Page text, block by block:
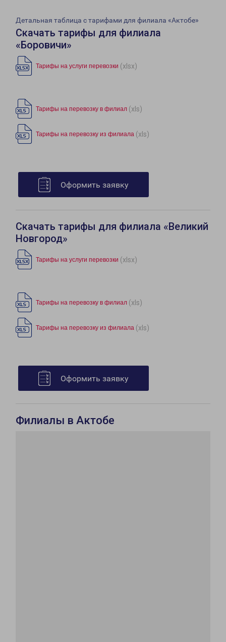
Детальная таблица с тарифами для филиала «Актобе»
Скачать тарифы для филиала
«Боровичи»
Тарифы на услуги перевозки (xlsx)
Тарифы на перевозку в филиал (xls)
Тарифы на перевозку из филиала (xls)
Оформить заявку
Скачать тарифы для филиала «Великий
Новгород»
Тарифы на услуги перевозки (xlsx)
Тарифы на перевозку в филиал (xls)
Тарифы на перевозку из филиала (xls)
Оформить заявку
Филиалы в Актобе